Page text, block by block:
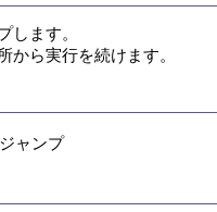
します。
から実行を続けます。
ャンプ